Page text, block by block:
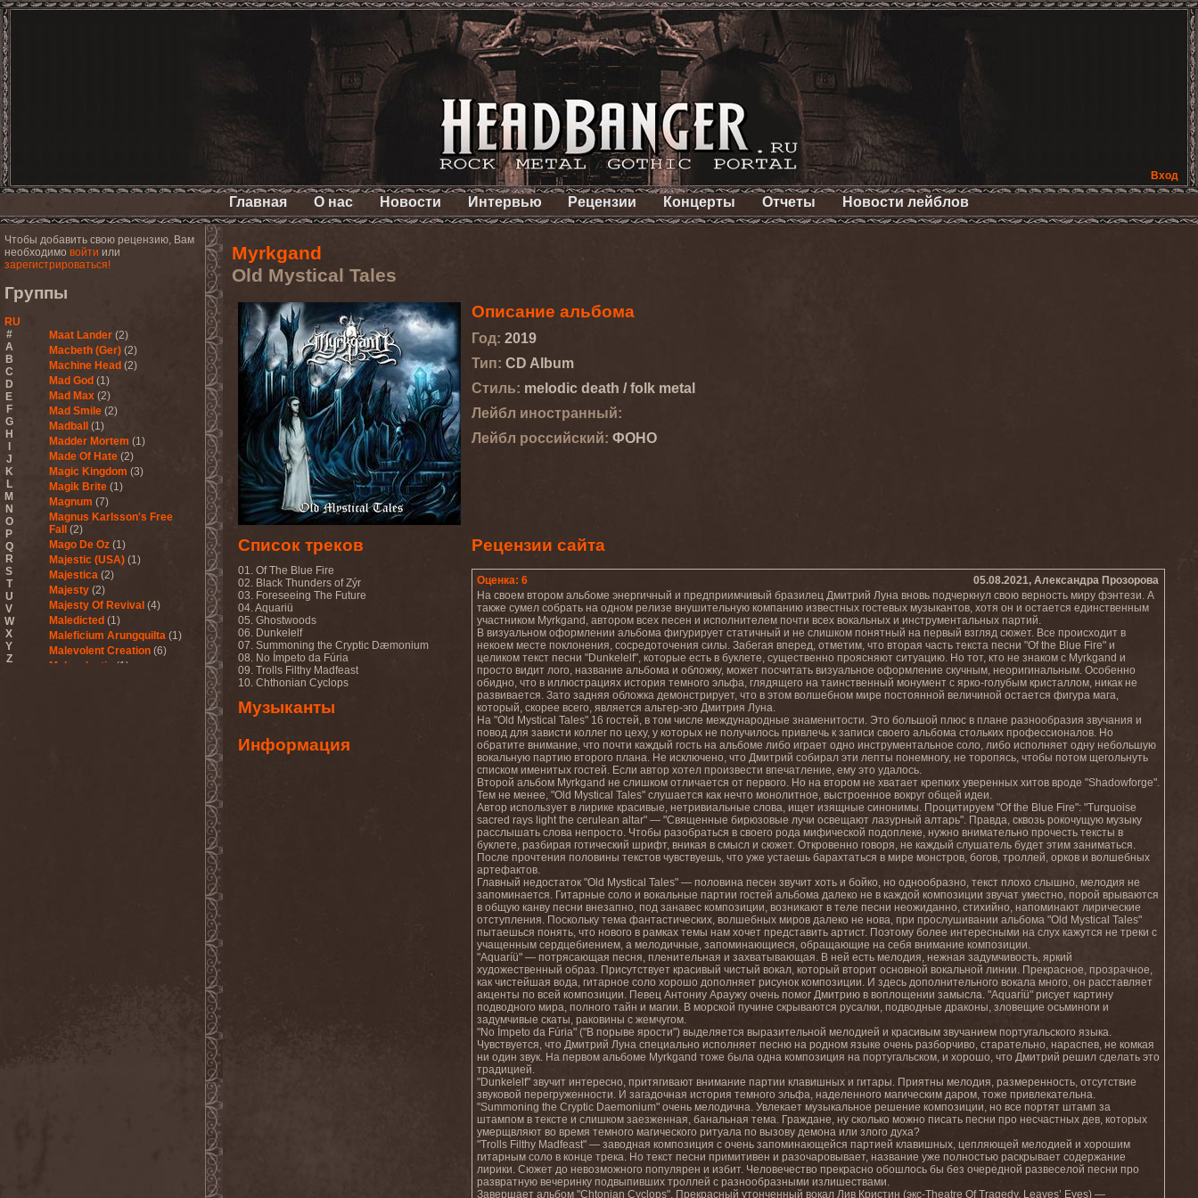
Вход
Главная О нас Новости Интервью Рецензии Концерты Отчеты Новости лейблов
Чтобы добавить свою рецензию, Вам
необходимо войти или
зарегистрироваться!
Группы
RU
#
A
B
C
D
E
F
G
H
J
K
L
M
N
O
P
Q
R
S
T
U
V
W
X
Y
Z
Maat Lander (2)
Macbeth (Ger) (2)
Machine Head (2)
Mad God (1)
Mad Max (2)
Mad Smile (2)
Madball
(1)
Madder Mortem (1)
Made Of Hate (2)
Magic Kingdom (3)
Magik Brite (1)
Magnum (7)
Magnus Karlsson's Free
Fall
(2)
Mago De Oz (1)
Majestic (USA) (1)
Majestica (2)
Majesty (2)
Majesty Of Revival (4)
Maledicted (1)
Maleficium Arungquilta (1)
Malevolent Creation (6)
Malevolentia
(1)
Myrkgand
Old Mystical Tales
Описание альбома
Год: 2019
Тип: CD Album
Стиль: melodic death / folk metal
Лейбл иностранный:
Лейбл роcсийский: ФОНО
Список треков
01. Of The Blue Fire
02. Black Thunders of Zýr
03. Foreseeing The Future
04. Aquariü
05. Ghostwoods
06. Dunkelelf
07. Summoning the Cryptic Dæmonium
08. No Ímpeto da Fúria
09. Trolls Filthy Madfeast
10. Chthonian Cyclops
Музыканты
Информация
Рецензии сайта
Оценка: 6
05.08.2021, Александра Прозорова
На своем втором альбоме энергичный и предприимчивый бразилец Дмитрий Луна вновь подчеркнул свою верность миру фэнтези. А
также сумел собрать на одном релизе внушительную компанию известных гостевых музыкантов, хотя он и остается единственным
участником Myrkgand, автором всех песен и исполнителем почти всех вокальных и инструментальных партий.
В визуальном оформлении альбома фигурирует статичный и не слишком понятный на первый взгляд сюжет. Все происходит в
некоем месте поклонения, сосредоточения силы. Забегая вперед, отметим, что вторая часть текста песни "Of the Blue Fire" и
целиком текст песни "Dunkelelf", которые есть в буклете, существенно проясняют ситуацию. Но тот, кто не знаком с Myrkgand и
просто видит лого, название альбома и обложку, может посчитать визуальное оформление скучным, неоригинальным. Особенно
обидно, что в иллюстрациях история темного эльфа, глядящего на таинственный монумент с ярко-голубым кристаллом, никак не
развивается. Зато задняя обложка демонстрирует, что в этом волшебном мире постоянной величиной остается фигура мага,
который, скорее всего, является альтер-эго Дмитрия Луна.
На "Old Mystical Tales" 16 гостей, в том числе международные знаменитости. Это большой плюс в плане разнообразия звучания и
повод для зависти коллег по цеху, у которых не получилось привлечь к записи своего альбома стольких профессионалов. Но
обратите внимание, что почти каждый гость на альбоме либо играет одно инструментальное соло, либо исполняет одну небольшую
вокальную партию второго плана. Не исключено, что Дмитрий собирал эти лепты понемногу, не торопясь, чтобы потом щегольнуть
списком именитых гостей. Если автор хотел произвести впечатление, ему это удалось.
Второй альбом Myrkgand не слишком отличается от первого. Но на втором не хватает крепких уверенных хитов вроде "Shadowforge".
Тем не менее, "Old Mystical Tales" слушается как нечто монолитное, выстроенное вокруг общей идеи.
Автор использует в лирике красивые, нетривиальные слова, ищет изящные синонимы. Процитируем "Of the Blue Fire": "Turquoise
sacred rays light the cerulean altar" — "Священные бирюзовые лучи освещают лазурный алтарь". Правда, сквозь рокочущую музыку
расслышать слова непросто. Чтобы разобраться в своего рода мифической подоплеке, нужно внимательно прочесть тексты в
буклете, разбирая готический шрифт, вникая в смысл и сюжет. Откровенно говоря, не каждый слушатель будет этим заниматься.
После прочтения половины текстов чувствуешь, что уже устаешь барахтаться в мире монстров, богов, троллей, орков и волшебных
артефактов.
Главный недостаток "Old Mystical Tales" — половина песен звучит хоть и бойко, но однообразно, текст плохо слышно, мелодия не
запоминается. Гитарные соло и вокальные партии гостей альбома далеко не в каждой композиции звучат уместно, порой врываются
в общую канву песни внезапно, под занавес композиции, возникают в теле песни неожиданно, стихийно, напоминают лирические
отступления. Поскольку тема фантастических, волшебных миров далеко не нова, при прослушивании альбома "Old Mystical Tales"
пытаешься понять, что нового в рамках темы нам хочет представить артист. Поэтому более интересными на слух кажутся не треки с
учащенным сердцебиением, а мелодичные, запоминающиеся, обращающие на себя внимание композиции.
"Aquaríü" — потрясающая песня, пленительная и захватывающая. В ней есть мелодия, нежная задумчивость, яркий
художественный образ. Присутствует красивый чистый вокал, который вторит основной вокальной линии. Прекрасное, прозрачное,
как чистейшая вода, гитарное соло хорошо дополняет рисунок композиции. И здесь дополнительного вокала много, он расставляет
акценты по всей композиции. Певец Антониу Араужу очень помог Дмитрию в воплощении замысла. "Aquaríü" рисует картину
подводного мира, полного тайн и магии. В морской пучине скрываются русалки, подводные драконы, зловещие осьминоги и
задумчивые скаты, раковины с жемчугом.
"No Ímpeto da Fúria" ("В порыве ярости") выделяется выразительной мелодией и красивым звучанием португальского языка.
Чувствуется, что Дмитрий Луна специально исполняет песню на родном языке очень разборчиво, старательно, нараспев, не комкая
ни один звук. На первом альбоме Myrkgand тоже была одна композиция на португальском, и хорошо, что Дмитрий решил сделать это
традицией.
"Dunkelelf" звучит интересно, притягивают внимание партии клавишных и гитары. Приятны мелодия, размеренность, отсутствие
звуковой перегруженности. И загадочная история темного эльфа, наделенного магическим даром, тоже привлекательна.
"Summoning the Cryptic Daemonium" очень мелодична. Увлекает музыкальное решение композиции, но все портят штамп за
штампом в тексте и слишком заезженная, банальная тема. Граждане, ну сколько можно писать песни про несчастных дев, которых
умерщвляют во время темного магического ритуала по вызову демона или злого духа?
"Trolls Filthy Madfeast" — заводная композиция с очень запоминающейся партией клавишных, цепляющей мелодией и хорошим
гитарным соло в конце трека. Но текст песни примитивен и разочаровывает, название уже полностью раскрывает содержание
лирики. Сюжет до невозможного популярен и избит. Человечество прекрасно обошлось бы без очередной развеселой песни про
развратную вечеринку подвыпивших троллей с разнообразными излишествами.
Завершает альбом "Chtonian Cyclops". Прекрасный утонченный вокал Лив Кристин (экс-Theatre Of Tragedy, Leaves’ Eyes) —